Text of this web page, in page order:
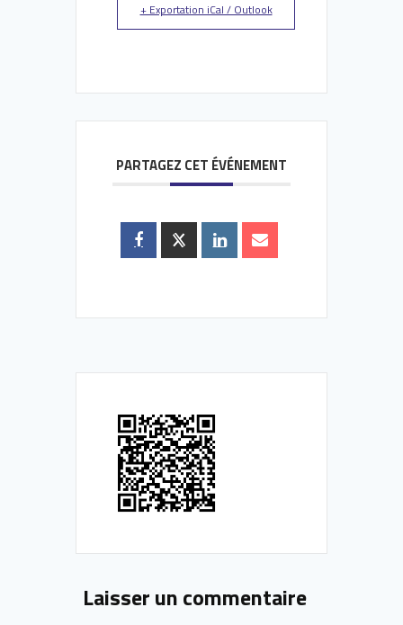
+ Exportation iCal / Outlook
PARTAGEZ CET ÉVÉNEMENT
Laisser un commentaire